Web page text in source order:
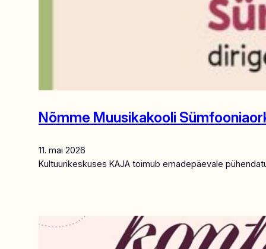
Nõmme Muusikakooli
11. mai 2026
Kultuurikeskuses KAJA toimub emadepäevale